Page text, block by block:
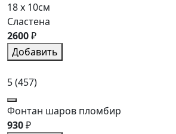
18 x 10см
Сластена
2600₽
Добавить
5(457)
Фонтан шаров пломбир
930₽